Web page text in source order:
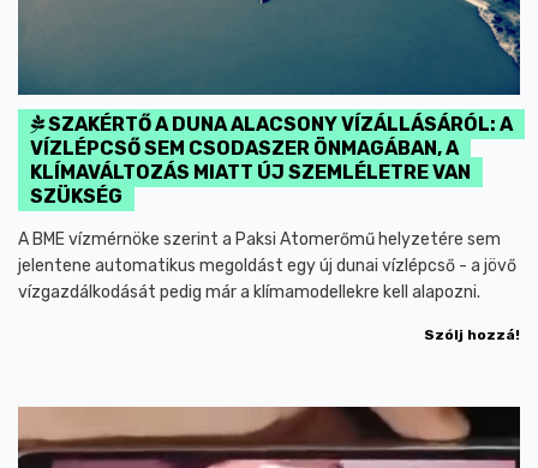
SZAKÉRTŐ A DUNA ALACSONY VÍZÁLLÁSÁRÓL: A
VÍZLÉPCSŐ SEM CSODASZER ÖNMAGÁBAN, A
KLÍMAVÁLTOZÁS MIATT ÚJ SZEMLÉLETRE VAN
SZÜKSÉG
A BME vízmérnöke szerint a Paksi Atomerőmű helyzetére sem
jelentene automatikus megoldást egy új dunai vízlépcső - a jövő
vízgazdálkodását pedig már a klímamodellekre kell alapozni.
Szólj hozzá!